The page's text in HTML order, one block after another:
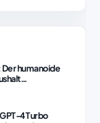
Der humanoide
4 Turbo